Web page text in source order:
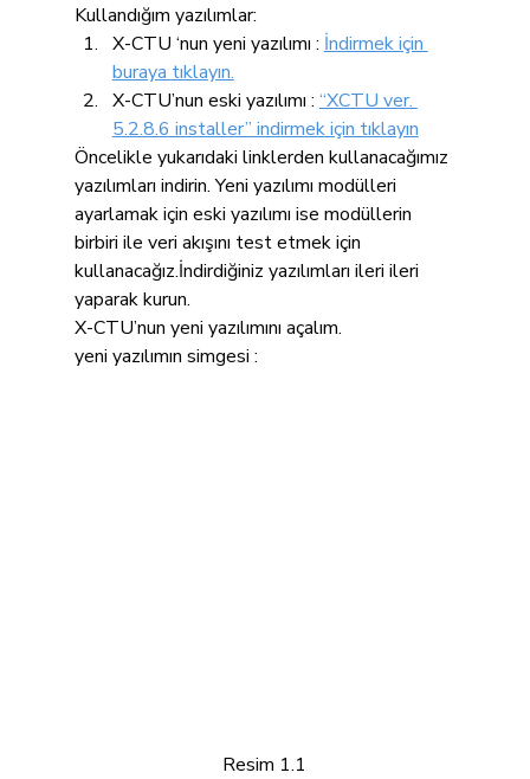
Kullandığım yazılımlar:
X-CTU ‘nun yeni yazılımı : İndirmek için
buraya tıklayın.
X-CTU’nun eski yazılımı : “XCTU ver.
5.2.8.6 installer” indirmek için tıklayın
Öncelikle yukarıdaki linklerden kullanacağımız
yazılımları indirin. Yeni yazılımı modülleri
ayarlamak için eski yazılımı ise modüllerin
birbiri ile veri akışını test etmek için
kullanacağız.İndirdiğiniz yazılımları ileri ileri
yaparak kurun.
X-CTU’nun yeni yazılımını açalım.
yeni yazılımın simgesi :
Resim 1.1